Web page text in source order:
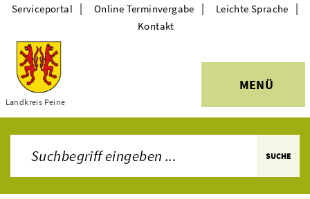
Themen
Landkreis Peine
MENÜ
Serviceportal | Online Terminvergabe | Leichte Sprache |
Kontakt
SUCHE